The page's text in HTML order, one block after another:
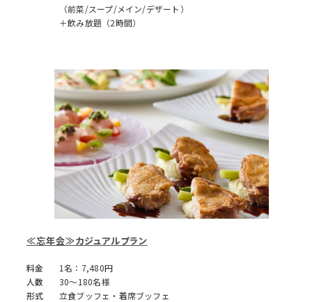
（前菜/スープ/メイン/デザート）
＋飲み放題（2時間）
≪忘年会≫カジュアルプラン
料金
1名：7,480円
人数
30～180名様
形式
立食ブッフェ・着席ブッフェ